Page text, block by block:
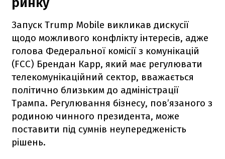
Запуск Trump Mobile викликав дискусії
щодо можливого конфлікту інтересів, адже
голова Федеральної комісії з комунікацій
(FCC) Брендан Карр, який має регулювати
телекомунікаційний сектор, вважається
політично близьким до адміністрації
Трампа. Регулювання бізнесу, пов’язаного з
родиною чинного президента, може
поставити під сумнів неупередженість
рішень.